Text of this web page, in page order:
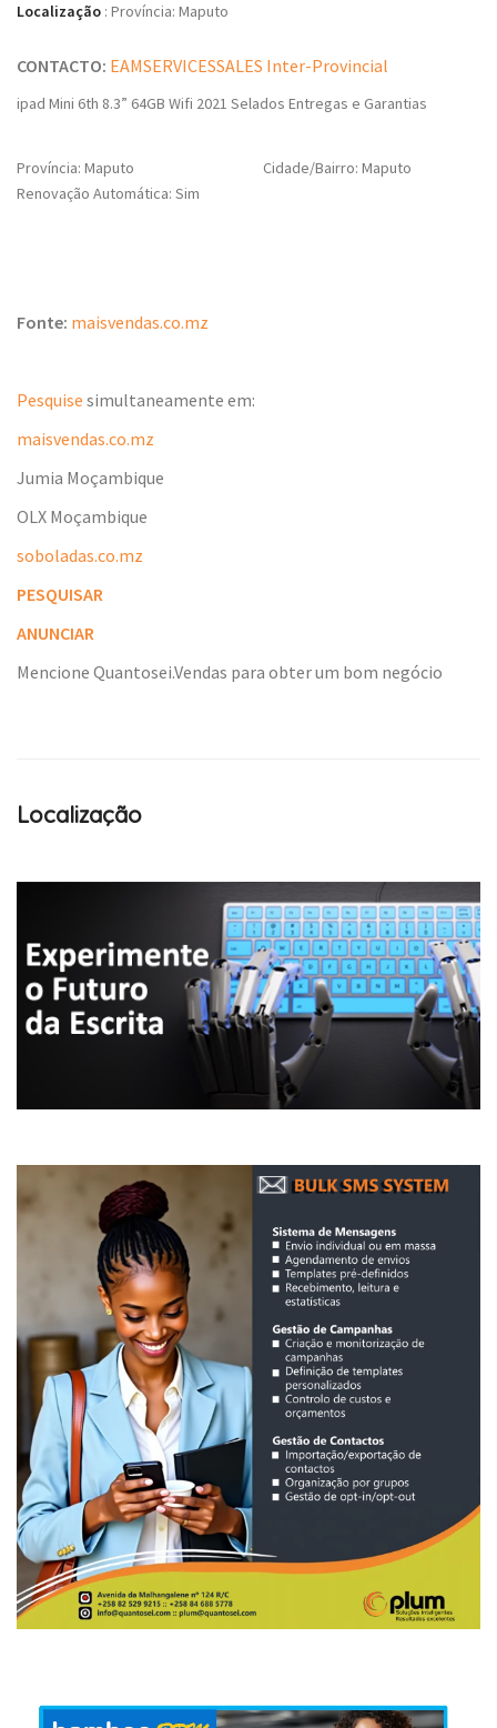
Localização : Província: Maputo
CONTACTO: EAMSERVICESSALES Inter-Provincial
ipad Mini 6th 8.3” 64GB Wifi 2021 Selados Entregas e Garantias
Província: Maputo
Cidade/Bairro: Maputo
Renovação Automática: Sim
Fonte: maisvendas.co.mz
Pesquise simultaneamente em:
maisvendas.co.mz
Jumia Moçambique
OLX Moçambique
soboladas.co.mz
PESQUISAR
ANUNCIAR
Mencione Quantosei.Vendas para obter um bom negócio
Localização